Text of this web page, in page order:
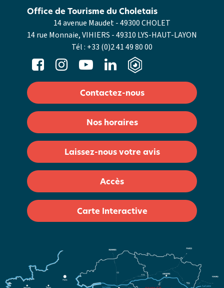
14 avenue Maudet - 49300 CHOLET
14 rue Monnaie, VIHIERS - 49310 LYS-HAUT-LAYON
Tél : +33 (0)2 41 49 80 00
Office de Tourisme du Choletais
Contactez-nous
Nos horaires
Laissez-nous votre avis
Accès
Carte Interactive